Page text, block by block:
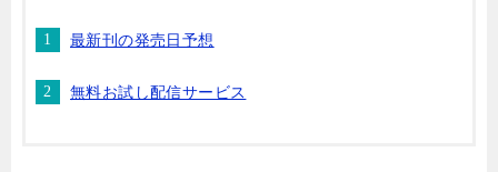
最新刊の発売日予想
無料お試し配信サービス